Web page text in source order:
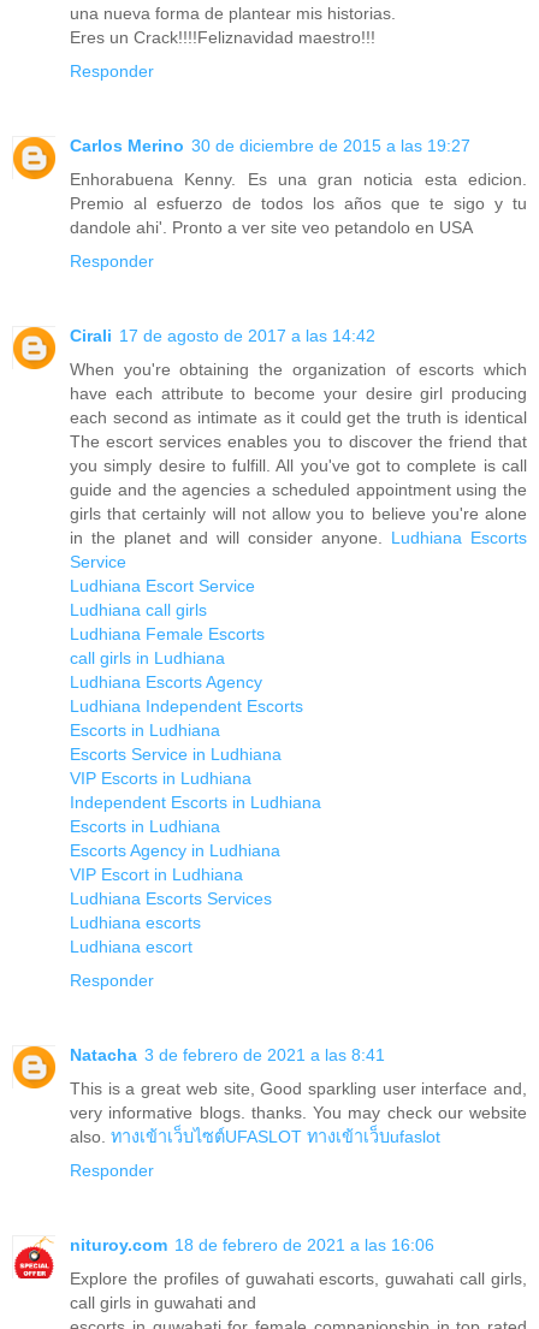
una nueva forma de plantear mis historias.
Eres un Crack!!!!Feliznavidad maestro!!!
Responder
Carlos Merino 30 de diciembre de 2015 a las 19:27
Enhorabuena Kenny. Es una gran noticia esta edicion.
Premio al esfuerzo de todos los años que te sigo y tu
dandole ahi'. Pronto a ver site veo petandolo en USA
Responder
Cirali 17 de agosto de 2017 a las 14:42
When you're obtaining the organization of escorts which
have each attribute to become your desire girl producing
each second as intimate as it could get the truth is identical
The escort services enables you to discover the friend that
you simply desire to fulfill. All you've got to complete is call
guide and the agencies a scheduled appointment using the
girls that certainly will not allow you to believe you're alone
in the planet and will consider anyone. Ludhiana Escorts
Service
Ludhiana Escort Service
Ludhiana call girls
Ludhiana Female Escorts
call girls in Ludhiana
Ludhiana Escorts Agency
Ludhiana Independent Escorts
Escorts in Ludhiana
Escorts Service in Ludhiana
VIP Escorts in Ludhiana
Independent Escorts in Ludhiana
Escorts in Ludhiana
Escorts Agency in Ludhiana
VIP Escort in Ludhiana
Ludhiana Escorts Services
Ludhiana escorts
Ludhiana escort
Responder
Natacha 3 de febrero de 2021 a las 8:41
This is a great web site, Good sparkling user interface and,
very informative blogs. thanks. You may check our website
also. ทางเข้าเว็บไซต์UFASLOT ทางเข้าเว็บufaslot
Responder
nituroy.com 18 de febrero de 2021 a las 16:06
Explore the profiles of guwahati escorts, guwahati call girls,
call girls in guwahati and